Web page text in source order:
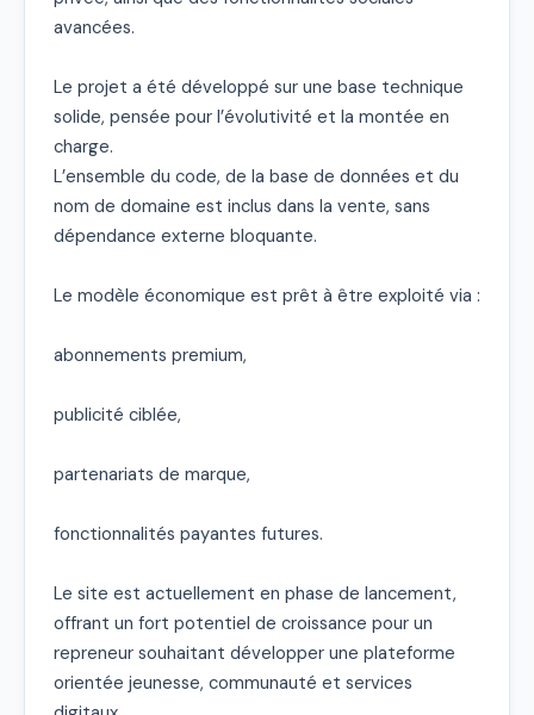
avancées.
Le projet a été développé sur une base technique
solide, pensée pour l’évolutivité et la montée en
charge.
L’ensemble du code, de la base de données et du
nom de domaine est inclus dans la vente, sans
dépendance externe bloquante.
Le modèle économique est prêt à être exploité via :
abonnements premium,
publicité ciblée,
partenariats de marque,
fonctionnalités payantes futures.
Le site est actuellement en phase de lancement,
offrant un fort potentiel de croissance pour un
repreneur souhaitant développer une plateforme
orientée jeunesse, communauté et services